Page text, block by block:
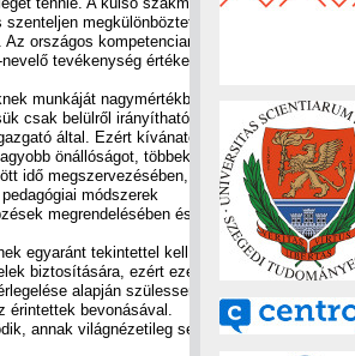
megkülönböztetett
országos kompetenciamérés a
tevékenység értékelése
munkáját nagymértékben
csak belülről irányítható, a
által. Ezért kívánatos,
önállóságot, többek között
idő megszervezésében, az
módszerek
megrendelésében és a
egyaránt tekintettel kell lenniük
biztosítására, ezért ezek
alapján szülessenek, az
bevonásával.
annak világnézetileg semleges